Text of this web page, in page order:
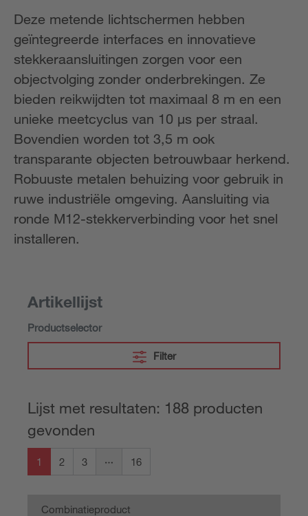
Deze metende lichtschermen hebben
geïntegreerde interfaces en innovatieve
stekkeraansluitingen zorgen voor een
objectvolging zonder onderbrekingen. Ze
bieden reikwijdten tot maximaal 8 m en een
unieke meetcyclus van 10 μs per straal.
Bovendien worden tot 3,5 m ook
transparante objecten betrouwbaar herkend.
Robuuste metalen behuizing voor gebruik in
ruwe industriële omgeving. Aansluiting via
ronde M12-stekkerverbinding voor het snel
installeren.
Artikellijst
Productselector
Filter
Lijst met resultaten: 188 producten
gevonden
1 2 3 16
Combinatieproduct